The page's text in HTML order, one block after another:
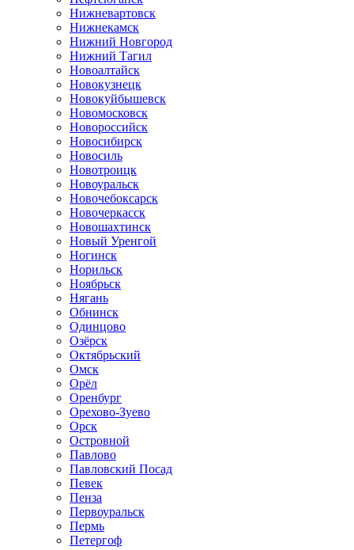
Нижневартовск
Нижнекамск
Нижний Новгород
Нижний Тагил
Новоалтайск
Новокузнецк
Новокуйбышевск
Новомосковск
Новороссийск
Новосибирск
Новосиль
Новотроицк
Новоуральск
Новочебоксарск
Новочеркасск
Новошахтинск
Новый Уренгой
Ногинск
Норильск
Ноябрьск
Нягань
Обнинск
Одинцово
Озёрск
Октябрьский
Омск
Орёл
Оренбург
Орехово-Зуево
Орск
Островной
Павлово
Павловский Посад
Певек
Пенза
Первоуральск
Пермь
Петергоф